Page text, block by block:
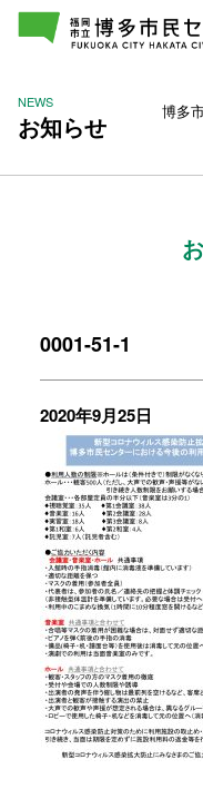
NEWS
お知らせ 博多
0001-51-1
2020年9月25日